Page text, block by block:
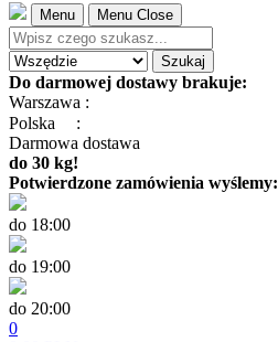
Menu Menu Close
Szukaj
Do darmowej dostawy brakuje:
Warszawa :
Polska
:
Darmowa dostawa
do 30 kg!
Potwierdzone zamówienia wyślemy:
do 18:00
do 19:00
do 20:00
0